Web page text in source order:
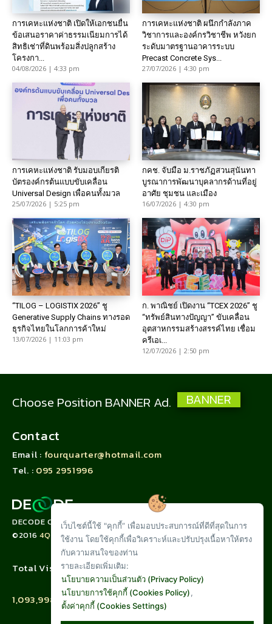
การเคหะแห่งชาติ เปิดให้เอกชนยื่น
ข้อเสนอราคาค่าธรรมเนียมการได้
สิทธิเช่าที่ดินพร้อมสิ่งปลูกสร้าง
โครงกา...
04/08/2026 | 4:33 pm
การเคหะแห่งชาติ ผนึกกำลังภาค
วิชาการและองค์กรวิชาชีพ หวังยก
ระดับมาตรฐานอาคารระบบ
Precast Concrete Sys...
27/07/2026 | 4:30 pm
การเคหะแห่งชาติ รับมอบเกียรติ
บัตรองค์กรต้นแบบขับเคลื่อน
Universal Design เพื่อคนทั้งมวล
25/07/2026 | 5:25 pm
กคช. จับมือ ม.ราชภัฏสวนสุนันทา
บูรณาการพัฒนาบุคลากรด้านที่อยู่
อาศัย ชุมชน และเมือง
16/07/2026 | 4:30 pm
“TILOG – LOGISTIX 2026” ชู
Generative Supply Chains ทางรอด
ธุรกิจไทยในโลกการค้าใหม่
13/07/2026 | 11:03 pm
ก. พาณิชย์ เปิดงาน “TCEX 2026” ชู
“ทรัพย์สินทางปัญญา” ขับเคลื่อน
อุตสาหกรรมสร้างสรรค์ไทย เชื่อม
ครีเอเ...
12/07/2026 | 2:50 pm
Choose Position BANNER Ad. BANNER
Contact
Email : fourquarter@hotmail.com
Tel. : 095 2951996
DECODE CORPORATION LIMITED
©20164QUARTER.CO
Total Visit :
1,093,998
เว็บไซต์นี้ใช้ "คุกกี้” เพื่อมอบประสบการณ์ที่ดีที่สุดในการ
ใช้งาน โดยใช้คุกกี้เพื่อวิเคราะห์และปรับปรุงเนื้อหาให้ตรง
กับความสนใจของท่าน
รายละเอียดเพิ่มเติม:
นโยบายความเป็นส่วนตัว (Privacy Policy)
นโยบายการใช้คุกกี้ (Cookies Policy),
ตั้งค่าคุกกี้ (Cookies Settings)